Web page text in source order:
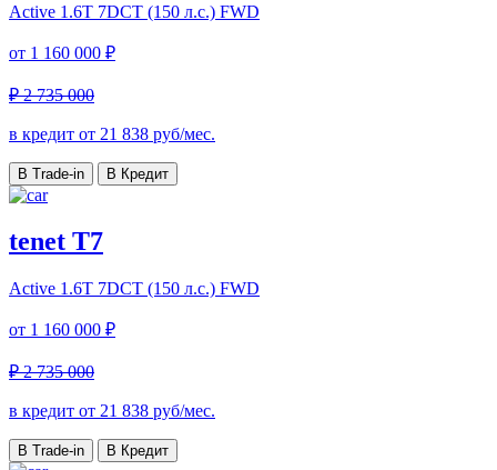
Active 1.6T 7DCT (150 л.с.) FWD
от 1 160 000 ₽
₽ 2 735 000
в кредит от 21 838 руб/мес.
В Trade-in В Кредит
tenet T7
Active 1.6T 7DCT (150 л.с.) FWD
от 1 160 000 ₽
₽ 2 735 000
в кредит от 21 838 руб/мес.
В Trade-in В Кредит